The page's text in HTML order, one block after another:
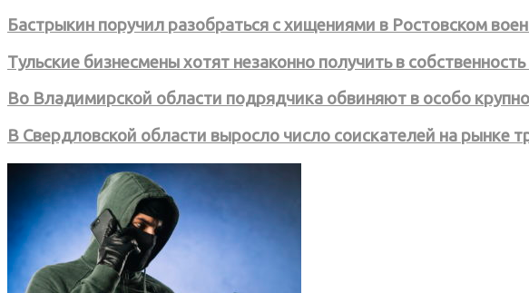
Бастрыкин поручил разобраться с хищениями в Ростовском
Тульские бизнесмены хотят незаконно получить в
Во Владимирской области подрядчика обвиняют в особо
В Свердловской области выросло число соискателей на рынке